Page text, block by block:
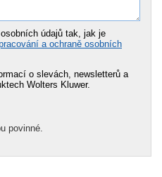
údajů tak, jak je
a ochraně osobních
o slevách, newsletterů a
Wolters Kluwer.
povinné.